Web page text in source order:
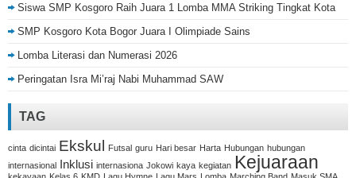
Siswa SMP Kosgoro Raih Juara 1 Lomba MMA Striking Tingkat Kota
SMP Kosgoro Kota Bogor Juara I Olimpiade Sains
Lomba Literasi dan Numerasi 2026
Peringatan Isra Mi’raj Nabi Muhammad SAW
TAG
cinta dicintai Ekskul Futsal guru Hari besar Harta Hubungan hubungan
internasional
Inklusi internasiona Jokowi kaya kegiatan Kejuaraan